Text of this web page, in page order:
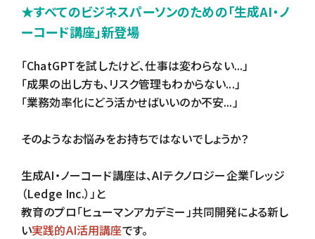
★すべてのビジネスパーソンのための「生成AI・ノ
ーコード講座」新登場
「ChatGPTを試したけど、仕事は変わらない...」
「成果の出し方も、リスク管理もわからない...」
「業務効率化にどう活かせばいいのか不安...」
そのようなお悩みをお持ちではないでしょうか？
生成AI・ノーコード講座は、AIテクノロジー企業「レッジ
（Ledge Inc.）」と
教育のプロ「ヒューマンアカデミー」共同開発による新し
い実践的AI活用講座です。